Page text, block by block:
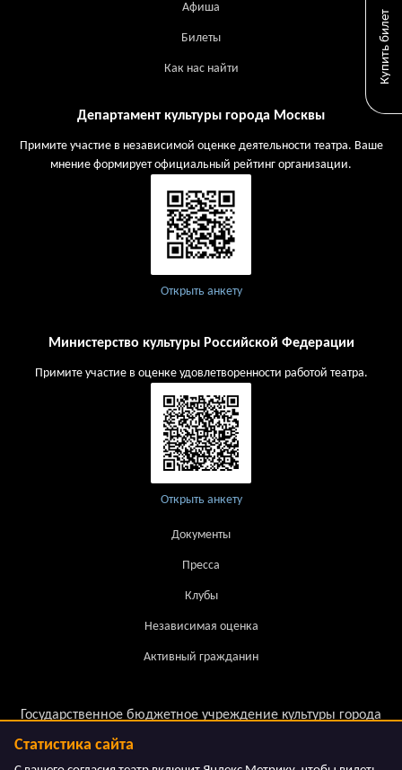
Купить билет
Афиша
Билеты
Как нас найти
Департамент культуры города Москвы
Примите участие в независимой оценке деятельности театра. Ваше
мнение формирует официальный рейтинг организации.
Открыть анкету
Министерство культуры Российской Федерации
Примите участие в оценке удовлетворенности работой театра.
Открыть анкету
Документы
Пресса
Клубы
Независимая оценка
Активный гражданин
Государственное бюджетное учреждение культуры города
Статистика сайта